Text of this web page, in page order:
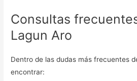
Consultas
Lagun Aro
Dentro de las dudas más frecuentes
encontrar: